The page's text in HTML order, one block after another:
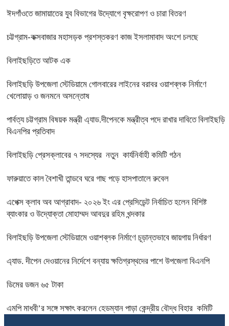
ঈদগাঁওতে জামায়াতের যুব বিভাগের উদ্যোগে বৃক্ষরোপণ ও চারা বিতরণ
চট্টগ্রাম-কক্সবাজার মহাসড়ক প্রশস্তকরণ কাজ ইসলামাবাদ অংশে চলছে
বিলাইছড়িতে আটক এক
বিলাইছড়ি উপজেলা স্টেডিয়ামে গোলবারের লাইনের বরাবর ওয়াশব্লক নির্মাণে
খেলোয়াড় ও জনমনে অসন্তোষ
পার্বত্য চট্টগ্রাম বিষয়ক মন্ত্রী এ্যাড.দীপেনকে মন্ত্রীত্ব পদে রাখার দাবিতে বিলাইছড়ি
বিএনপির প্রতিবাদ
বিলাইছড়ি প্রেসক্লাবের ৭ সদস্যের নতুন কার্যনির্বাহী কমিটি গঠন
ফারুয়াতে কাল বৈশাখী তান্ডবে ঘরে গাছ পড়ে হাসপাতালে রুবেল
এপেক্স ক্লাব অব আগ্রাবাদ- ২০২৬ ইং এর প্রেসিডেন্ট নির্বাচিত হলেন বিশিষ্ট
ব্যাংকার ও উদ্যোক্তা মোহাম্মদ আবদুর রহিম খন্দকার
বিলাইছড়ি উপজেলা স্টেডিয়ামে ওয়াশব্লক নির্মাণে চূড়ান্তভাবে জায়গায় নির্ধারণ
এ্যাড. দীপেন দেওয়ানের নির্দেশে বন্যায় ক্ষতিগ্রস্থদের পাশে উপজেলা বিএনপি
ডিমের ডজন ৬৫ টাকা
এমপি মাধবী’র সঙ্গে সক্ষাৎ করলেন হেডম্যান পাড়া কেন্দ্রীয় বৌদ্ধ বিহার কমিটি